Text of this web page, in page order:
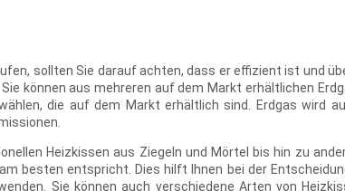
sollten Sie darauf achten, dass er effizient ist und
können aus mehreren auf dem Markt erhältlichen
die auf dem Markt erhältlich sind. Erdgas wird
Heizkissen aus Ziegeln und Mörtel bis hin zu
besten entspricht. Dies hilft Ihnen bei der
Sie können auch verschiedene Arten von